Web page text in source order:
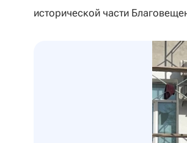
исторической части